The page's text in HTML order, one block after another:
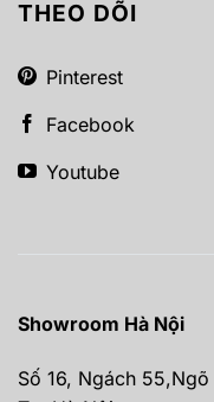
THEO DÕI
Pinterest
Facebook
Youtube
Showroom Hà Nội
Số 16, Ngách 55,Ngõ